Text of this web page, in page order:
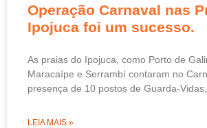
Operação Carnaval nas
Ipojuca foi um sucesso.
As praias do Ipojuca, como Porto de
Maracaípe e Serrambí contaram no
presença de 10 postos de Guarda-Vidas,
LEIA MAIS »